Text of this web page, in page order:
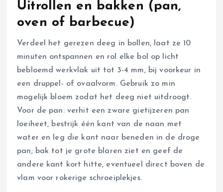
Uitrollen en bakken (pan,
oven of barbecue)
Verdeel het gerezen deeg in bollen, laat ze 10
minuten ontspannen en rol elke bol op licht
bebloemd werkvlak uit tot 3-4 mm, bij voorkeur in
een druppel- of ovaalvorm. Gebruik zo min
mogelijk bloem zodat het deeg niet uitdroogt.
Voor de pan: verhit een zware gietijzeren pan
loeiheet, bestrijk één kant van de naan met
water en leg die kant naar beneden in de droge
pan; bak tot je grote blaren ziet en geef de
andere kant kort hitte, eventueel direct boven de
vlam voor rokerige schroeiplekjes.